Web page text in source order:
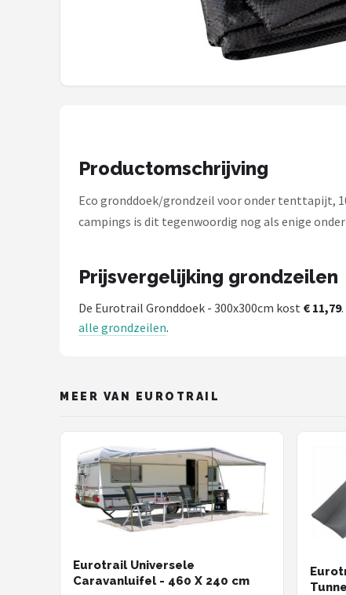
Bo-Camp
Campingaz
Productomschrijving
Eco gronddoek/grondzeil voor onder tenttapijt,
campings is dit tegenwoordig nog als enige
Prijsvergelijking grondzeilen
De Eurotrail Gronddoek - 300x300cm kost € 11,79
alle grondzeilen.
MEER VAN EUROTRAIL
Eurotrail Universele
Caravanluifel - 460 X 240 cm